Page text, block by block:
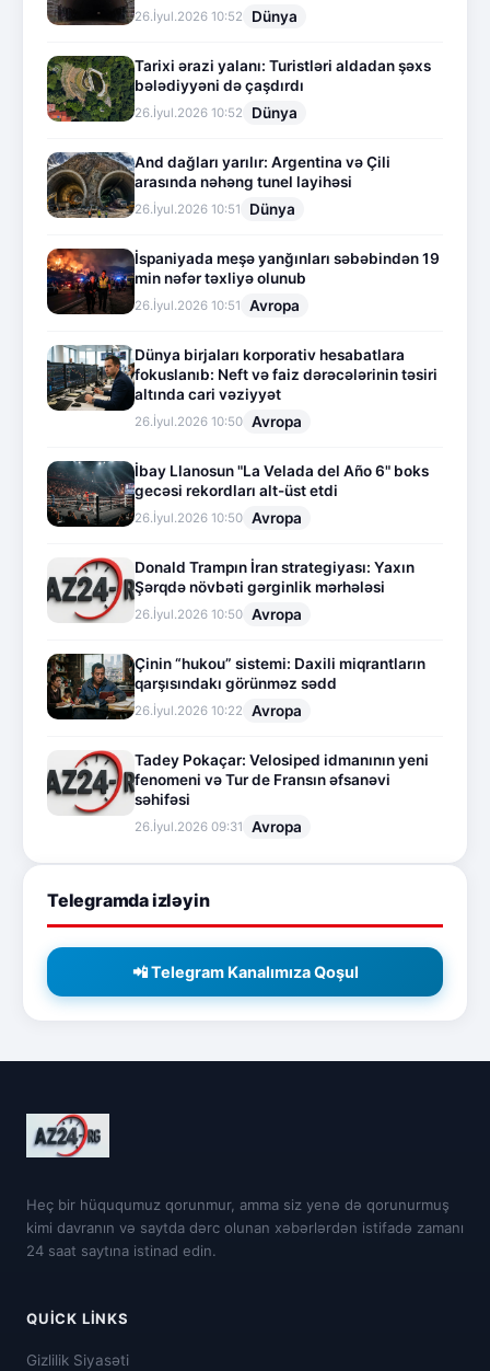
26.İyul.2026 10:52 Dünya
Tarixi ərazi yalanı: Turistləri aldadan şəxs
bələdiyyəni də çaşdırdı
26.İyul.2026 10:52 Dünya
And dağları yarılır: Argentina və Çili
arasında nəhəng tunel layihəsi
26.İyul.2026 10:51 Dünya
İspaniyada meşə yanğınları səbəbindən 19
min nəfər təxliyə olunub
26.İyul.2026 10:51 Avropa
Dünya birjaları korporativ hesabatlara
fokuslanıb: Neft və faiz dərəcələrinin təsiri
altında cari vəziyyət
26.İyul.2026 10:50 Avropa
İbay Llanosun "La Velada del Año 6" boks
gecəsi rekordları alt-üst etdi
26.İyul.2026 10:50 Avropa
Donald Trampın İran strategiyası: Yaxın
Şərqdə növbəti gərginlik mərhələsi
26.İyul.2026 10:50 Avropa
Çinin “hukou” sistemi: Daxili miqrantların
qarşısındakı görünməz sədd
26.İyul.2026 10:22 Avropa
Tadey Pokaçar: Velosiped idmanının yeni
fenomeni və Tur de Fransın əfsanəvi
səhifəsi
26.İyul.2026 09:31 Avropa
Telegramda izləyin
📲 Telegram Kanalımıza Qoşul
Heç bir hüququmuz qorunmur, amma siz yenə də qorunurmuş
kimi davranın və saytda dərc olunan xəbərlərdən istifadə zamanı
24 saat saytına istinad edin.
QUICK LINKS
Gizlilik Siyasəti